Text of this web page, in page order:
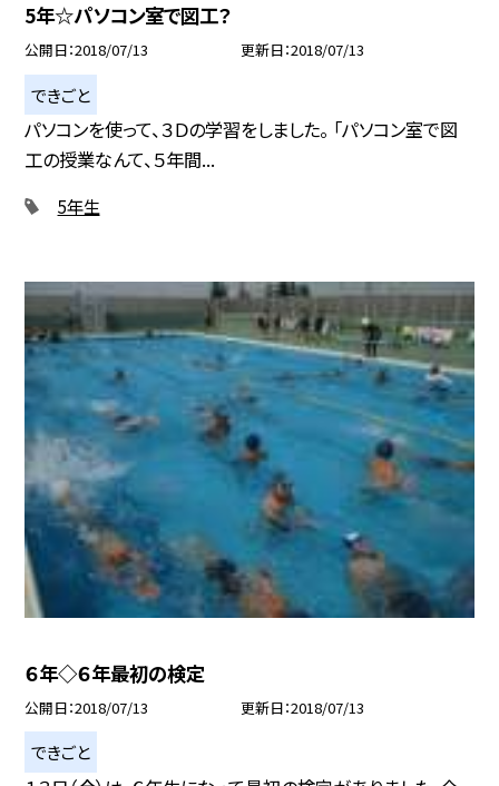
5年☆パソコン室で図工？
公開日 2018/07/13 更新日 2018/07/13
できごと
パソコンを使って、３Ｄの学習をしました。 「パソコン室で図
工の授業なんて、５年間...
5年生
６年◇６年最初の検定
公開日 2018/07/13 更新日 2018/07/13
できごと